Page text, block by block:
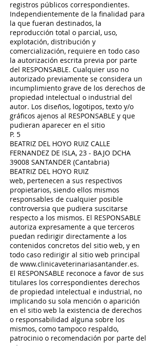
registros públicos correspondientes.
Independientemente de la finalidad para
la que fueran destinados, la
reproducción total o parcial, uso,
explotación, distribución y
comercialización, requiere en todo caso
la autorización escrita previa por parte
del RESPONSABLE. Cualquier uso no
autorizado previamente se considera un
incumplimiento grave de los derechos de
propiedad intelectual o industrial del
autor. Los diseños, logotipos, texto y/o
gráficos ajenos al RESPONSABLE y que
pudieran aparecer en el sitio
P. 5
BEATRIZ DEL HOYO RUIZ CALLE
FERNANDEZ DE ISLA, 23 - BAJO DCHA
39008 SANTANDER (Cantabria)
BEATRIZ DEL HOYO RUIZ
web, pertenecen a sus respectivos
propietarios, siendo ellos mismos
responsables de cualquier posible
controversia que pudiera suscitarse
respecto a los mismos. El RESPONSABLE
autoriza expresamente a que terceros
puedan redirigir directamente a los
contenidos concretos del sitio web, y en
todo caso redirigir al sitio web principal
de www.clinicaveterinariasantander.es.
El RESPONSABLE reconoce a favor de sus
titulares los correspondientes derechos
de propiedad intelectual e industrial, no
implicando su sola mención o aparición
en el sitio web la existencia de derechos
o responsabilidad alguna sobre los
mismos, como tampoco respaldo,
patrocinio o recomendación por parte del